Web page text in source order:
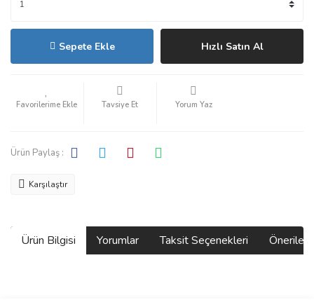
Sepete Ekle Hızlı Satın Al
Tavsiye Et Yorum Yaz
Ürün Paylaş :
Karşılaştır
Ürün Bilgisi Yorumlar Taksit Seçenekleri